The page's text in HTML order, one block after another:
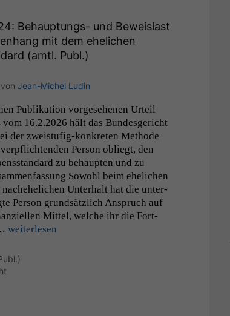
Behauptungs- und Beweislast
mit dem ehelichen
(amtl. Publ.)
von Jean-Michel Ludin
Pub­lika­tion vorge­se­henen Urteil
vom 16.2.2026 hält das Bun­des­gericht
der zweis­tu­­fig-konkreten Meth­ode
Per­son obliegt, den
zu behaupten und zu
Sowohl beim ehe­lichen
nachehe­lichen Unter­halt hat die unter­
Per­son grund­sät­zlich Anspruch auf
Mit­tel, welche ihr die Fort­
weit­er­lesen